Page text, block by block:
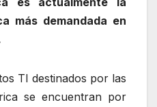
más demandada en
TI destinados por las
se encuentran por